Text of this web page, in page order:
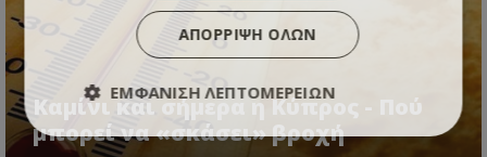
Καμίνι και σήμερα η Κύπρος - Πού
μπορεί να «σκάσει» βροχή
ΑΠΌΡΡΙΨΗ ΌΛΩΝ
ΕΜΦΆΝΙΣΗ ΛΕΠΤΟΜΕΡΕΙΏΝ